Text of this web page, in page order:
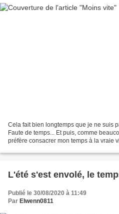
Cela fait bien longtemps que je ne suis
Faute de temps... Et puis, comme
préfère consacrer mon temps à la vraie
L'été s'est envolé, le
Publié le 30/08/2020 à 11:49
Par Elwenn0811